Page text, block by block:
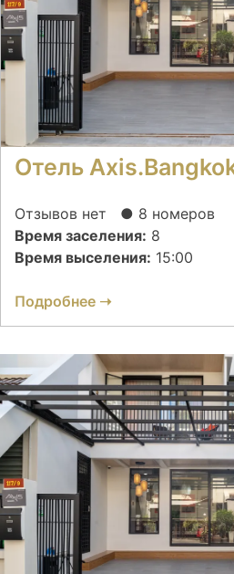
Отель
Отзывов нет
● 8 номеров
Время заселения: 8
Время выселения: 15:00
Подробнее ➝